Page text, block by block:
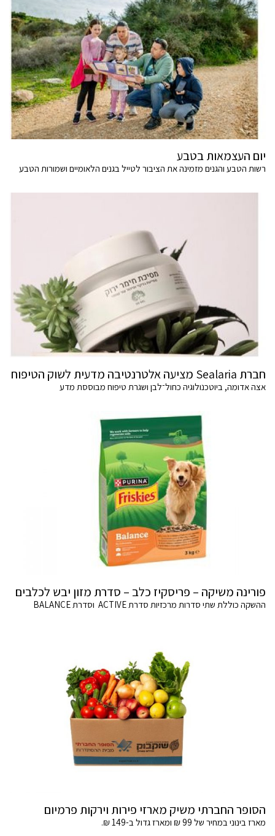
יום העצמאות בטבע
רשות הטבע והגנים מזמינה את הציבור לטייל בגנים הלאומיים ושמורות הטבע
חברת Sealaria מציעה אלטרנטיבה מדעית לשוק הטיפוח
אצה אדומה, ביוטכנולוגיה כחול־לבן ושגרת טיפוח מבוססת מדע
פורינה משיקה – פריסקיז כלב – סדרת מזון יבש לכלבים
ההשקה כוללת שתי סדרות מרכזיות סדרת ACTIVE וסדרת BALANCE
הסופר החברתי משיק מארזי פירות וירקות פרמיום
מארז בינוני במחיר של 99 ₪ ומארז גדול ב-149 ₪.